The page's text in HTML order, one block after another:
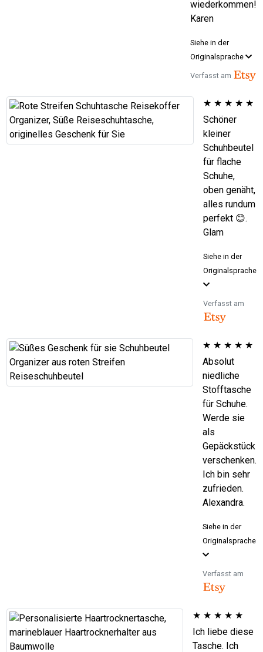
wiederkommen!
Karen
Siehe in der
Originalsprache
Verfasst am
★ ★ ★ ★ ★
Schöner
kleiner
Schuhbeutel
für flache
Schuhe,
oben genäht,
alles rundum
perfekt 😊.
Glam
Siehe in der
Originalsprache
Verfasst am
★ ★ ★ ★ ★
Absolut
niedliche
Stofftasche
für Schuhe.
Werde sie
als
Gepäckstück
verschenken.
Ich bin sehr
zufrieden.
Alexandra.
Siehe in der
Originalsprache
Verfasst am
★ ★ ★ ★ ★
Ich liebe diese
Tasche. Ich